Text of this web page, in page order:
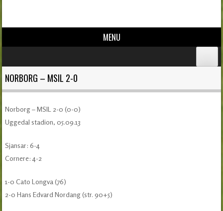
MENU
NORBORG – MSIL 2-0
Norborg – MSIL 2-0 (0-0)
Uggedal stadion, 05.09.13
Sjansar: 6-4
Cornere: 4-2
1-0 Cato Longva (76)
2-0 Hans Edvard Nordang (str. 90+5)